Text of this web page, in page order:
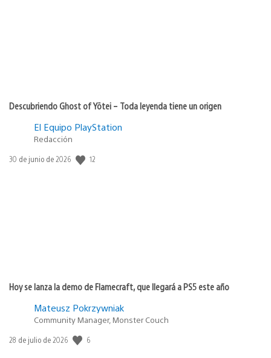
Descubriendo Ghost of Yōtei – Toda leyenda tiene un origen
El Equipo PlayStation
Redacción
Fecha
30 de junio de 2026 12
Hoy se lanza la demo de Flamecraft, que llegará a PS5 este año
Mateusz Pokrzywniak
Community Manager, Monster Couch
Fecha
28 de julio de 2026 6